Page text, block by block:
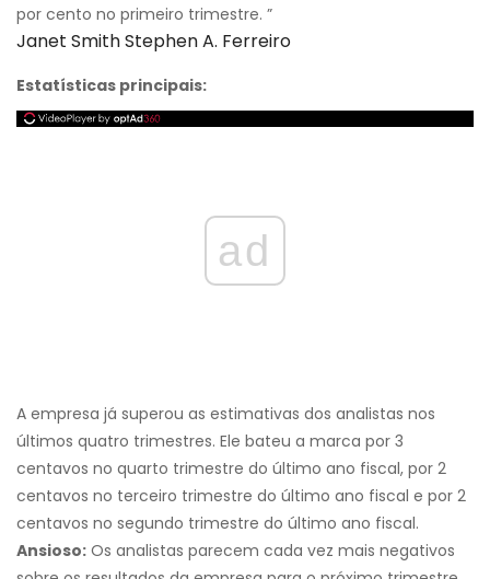
por cento no primeiro trimestre. ”
Janet Smith Stephen A. Ferreiro
Estatísticas principais:
ad
A empresa já superou as estimativas dos analistas nos
últimos quatro trimestres. Ele bateu a marca por 3
centavos no quarto trimestre do último ano fiscal, por 2
centavos no terceiro trimestre do último ano fiscal e por 2
centavos no segundo trimestre do último ano fiscal.
Ansioso: Os analistas parecem cada vez mais negativos